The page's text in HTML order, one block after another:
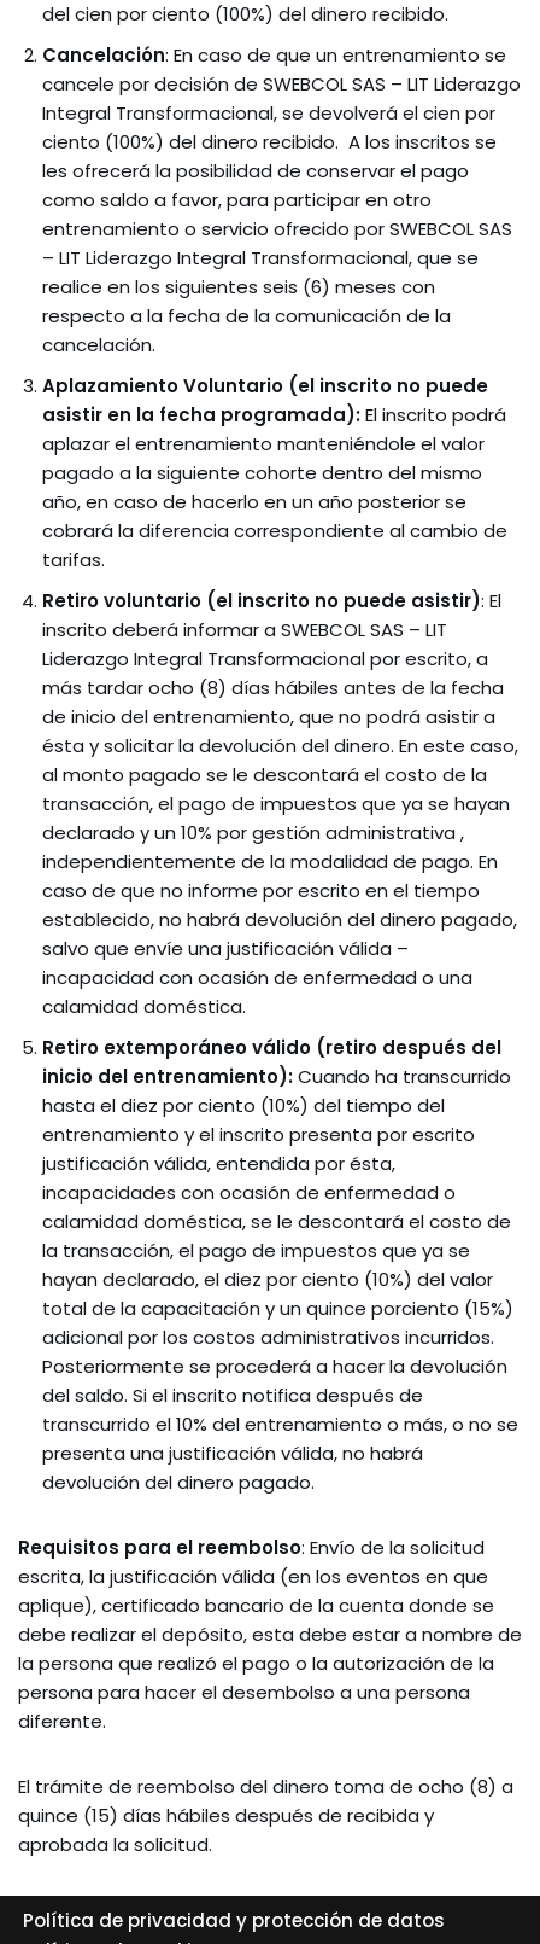
del cien por ciento (100%) del dinero recibido.
Cancelación: En caso de que un entrenamiento se
cancele por decisión de SWEBCOL SAS – LIT Liderazgo
Integral Transformacional, se devolverá el cien por
ciento (100%) del dinero recibido. A los inscritos se
les ofrecerá la posibilidad de conservar el pago
como saldo a favor, para participar en otro
entrenamiento o servicio ofrecido por SWEBCOL SAS
– LIT Liderazgo Integral Transformacional, que se
realice en los siguientes seis (6) meses con
respecto a la fecha de la comunicación de la
cancelación.
Aplazamiento Voluntario (el inscrito no puede
asistir en la fecha programada):El inscrito podrá
aplazar el entrenamiento manteniéndole el valor
pagado a la siguiente cohorte dentro del mismo
año, en caso de hacerlo en un año posterior se
cobrará la diferencia correspondiente al cambio de
tarifas.
Retiro voluntario (el inscrito no puede asistir): El
inscrito deberá informar a SWEBCOL SAS – LIT
Liderazgo Integral Transformacional por escrito, a
más tardar ocho (8) días hábiles antes de la fecha
de inicio del entrenamiento, que no podrá asistir a
ésta y solicitar la devolución del dinero. En este caso,
al monto pagado se le descontará el costo de la
transacción, el pago de impuestos que ya se hayan
declarado y un 10% por gestión administrativa ,
independientemente de la modalidad de pago. En
caso de que no informe por escrito en el tiempo
establecido, no habrá devolución del dinero pagado,
salvo que envíe una justificación válida –
incapacidad con ocasión de enfermedad o una
calamidad doméstica.
Retiro extemporáneo válido (retiro después del
inicio del entrenamiento):Cuando ha transcurrido
hasta el diez por ciento (10%) del tiempo del
entrenamiento y el inscrito presenta por escrito
justificación válida, entendida por ésta,
incapacidades con ocasión de enfermedad o
calamidad doméstica, se le descontará el costo de
la transacción, el pago de impuestos que ya se
hayan declarado, el diez por ciento (10%) del valor
total de la capacitación y un quince porciento (15%)
adicional por los costos administrativos incurridos.
Posteriormente se procederá a hacer la devolución
del saldo. Si el inscrito notifica después de
transcurrido el 10% del entrenamiento o más, o no se
presenta una justificación válida, no habrá
devolución del dinero pagado.
Requisitos para el reembolso: Envío de la solicitud
escrita, la justificación válida (en los eventos en que
aplique), certificado bancario de la cuenta donde se
debe realizar el depósito, esta debe estar a nombre de
la persona que realizó el pago o la autorización de la
persona para hacer el desembolso a una persona
diferente.
El trámite de reembolso del dinero toma de ocho (8) a
quince (15) días hábiles después de recibida y
aprobada la solicitud.
Política de privacidad y protección de datos